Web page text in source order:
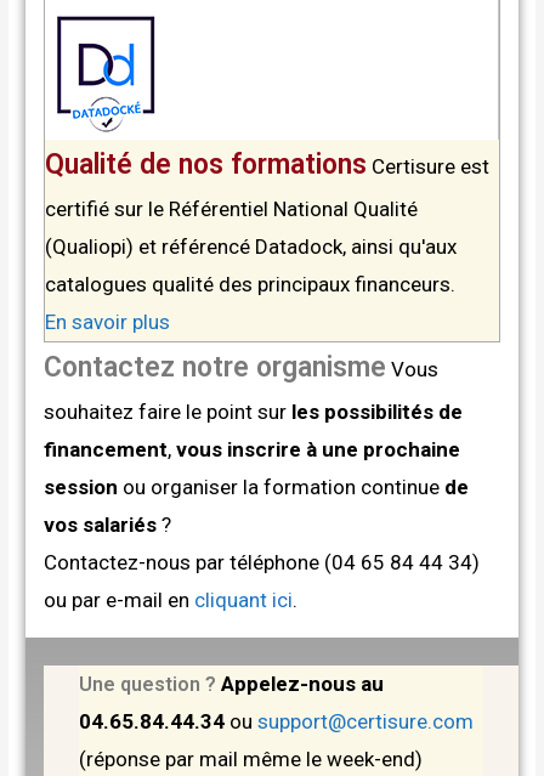
Qualité de nos formations Certisure est
certifié sur le Référentiel National Qualité
(Qualiopi) et référencé Datadock, ainsi qu'aux
catalogues qualité des principaux financeurs.
En savoir plus
Contactez notre organisme Vous
souhaitez faire le point sur les possibilités de
financement,vous inscrire à une prochaine
session ou organiser la formation continue de
vos salariés ?
Contactez-nous par téléphone (04 65 84 44 34)
ou par e-mail en cliquant ici.
Une question ? Appelez-nous au
04.65.84.44.34 ousupport@certisure.com
(réponse par mail même le week-end)